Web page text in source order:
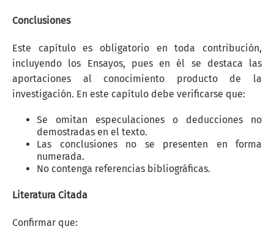
Conclusiones
Este capítulo es obligatorio en toda contribución,
incluyendo los Ensayos, pues en él se destaca las
aportaciones al conocimiento producto de la
investigación. En este capítulo debe verificarse que:
Se omitan especulaciones o deducciones no
demostradas en el texto.
Las conclusiones no se presenten en forma
numerada.
No contenga referencias bibliográficas.
Literatura Citada
Confirmar que: